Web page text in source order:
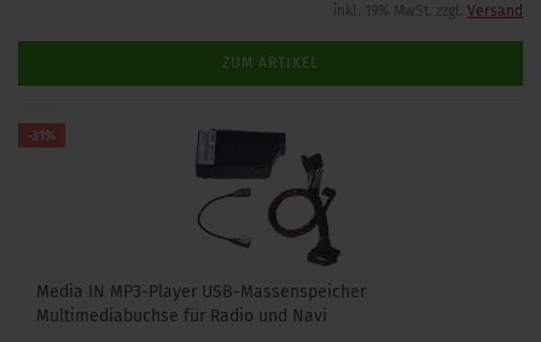
inkl. 19% MwSt. zzgl. Versand
ZUM ARTIKEL
-31%
Media IN MP3-Player USB-Massenspeicher
Multimediabuchse für Radio und Navi